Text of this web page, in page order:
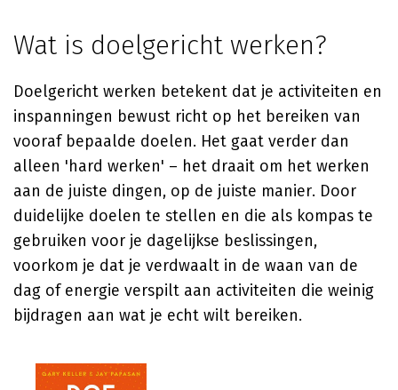
Wat is doelgericht werken?
Doelgericht werken betekent dat je activiteiten en
inspanningen bewust richt op het bereiken van
vooraf bepaalde doelen. Het gaat verder dan
alleen 'hard werken' – het draait om het werken
aan de juiste dingen, op de juiste manier. Door
duidelijke doelen te stellen en die als kompas te
gebruiken voor je dagelijkse beslissingen,
voorkom je dat je verdwaalt in de waan van de
dag of energie verspilt aan activiteiten die weinig
bijdragen aan wat je echt wilt bereiken.